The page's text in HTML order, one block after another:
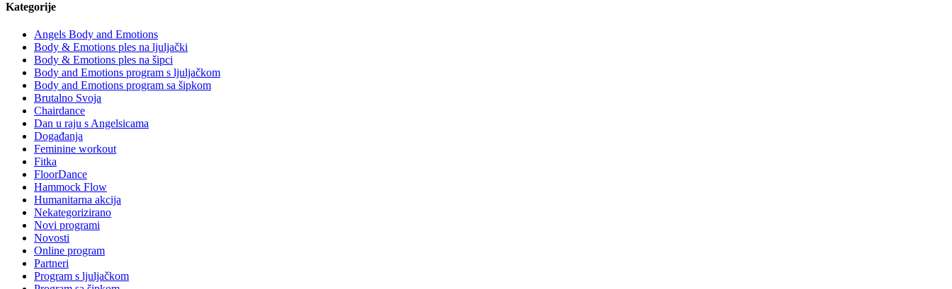
Kategorije
Angels Body and Emotions
Body & Emotions ples na ljuljački
Body & Emotions ples na šipci
Body and Emotions program s ljuljačkom
Body and Emotions program sa šipkom
Brutalno Svoja
Chairdance
Dan u raju s Angelsicama
Događanja
Feminine workout
Fitka
FloorDance
Hammock Flow
Humanitarna akcija
Nekategorizirano
Novi programi
Novosti
Online program
Partneri
Program s ljuljačkom